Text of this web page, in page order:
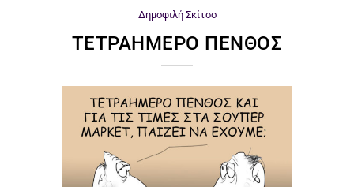
Δημοφιλή Σκίτσο
ΤΕΤΡΑΉΜΕΡΟ ΠΈΝΘΟΣ